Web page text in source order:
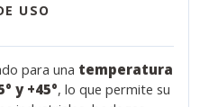
USO
para una temperatura
y +45°, lo que permite su